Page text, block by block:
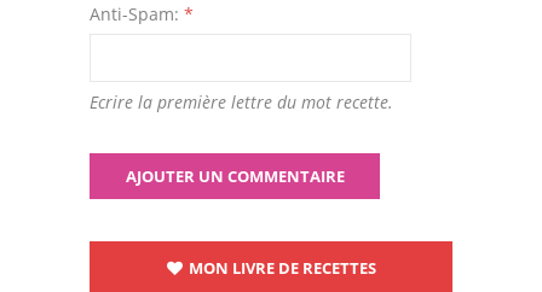
Anti-Spam: *
Ecrire la première lettre du mot recette.
MON LIVRE DE RECETTES